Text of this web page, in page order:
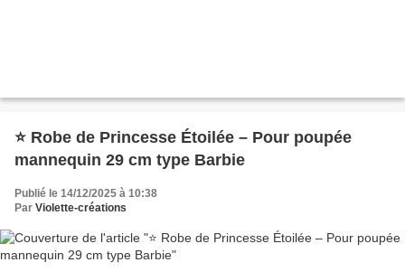
⭐ Robe de Princesse Étoilée – Pour poupée
mannequin 29 cm type Barbie
Publié le 14/12/2025 à 10:38
Par Violette-créations